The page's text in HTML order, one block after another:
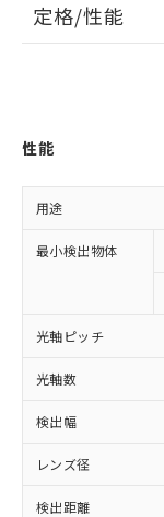
定格/性能
性能
用途
最小検出物体
光軸ピッチ
光軸数
検出幅
レンズ径
検出距離